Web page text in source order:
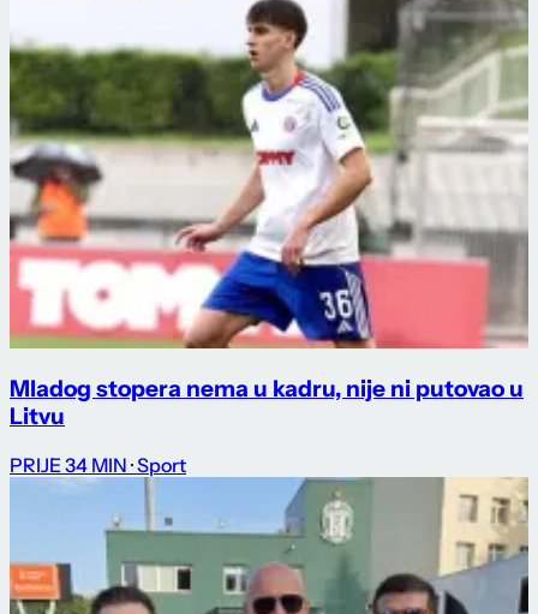
Mladog stopera nema u kadru, nije ni putovao u
Litvu
PRIJE 34 MIN · Sport